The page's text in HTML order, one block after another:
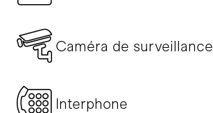
Caméra de surveillance
Interphone